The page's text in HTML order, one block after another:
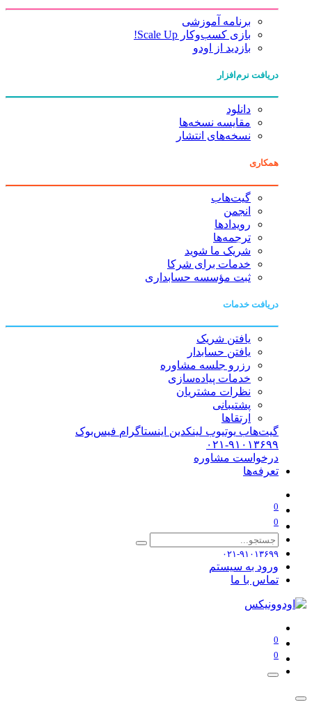
برنامه آموزشی
بازی کسب‌وکار Scale Up!
بازدید از اودو
دریافت نرم‌افزار
دانلود
مقایسه نسخه‌ها
نسخه‌های انتشار
همکاری
گیت‌هاب
انجمن
رویدادها
ترجمه‌ها
شریک ما شوید
خدمات برای شرکا
ثبت مؤسسه حسابداری
دریافت خدمات
یافتن شریک
یافتن حسابدار
رزرو جلسه مشاوره
خدمات پیاده‌سازی
نظرات مشتریان
پشتیبانی
ارتقاها
گیت‌هاب یوتیوب لینکدین اینستاگرام فیس‌بوک
۰۲۱-۹۱۰۱۳۶۹۹
درخواست مشاوره
تعرفه‌ها
0
0
۰۲۱-۹۱۰۱۳۶۹۹
ورود به سیستم
تماس با ما
0
0